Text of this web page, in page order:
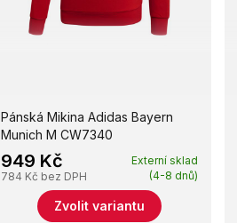
Pánská Mikina Adidas Bayern
Munich M CW7340
949 Kč
784 Kč bez DPH
Externí sklad
(4-8 dnů)
Zvolit variantu